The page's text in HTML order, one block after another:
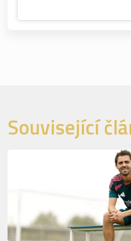
Související